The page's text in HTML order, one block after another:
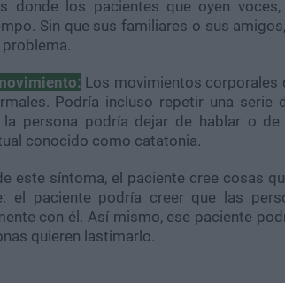
donde los pacientes que oyen
Sin que sus familiares o sus
Los movimientos corporales
Podría incluso repetir una serie
persona podría dejar de hablar o de
conocido como catatonia.
este síntoma, el paciente cree cosas
el paciente podría creer que las
con él. Así mismo, ese paciente
quieren lastimarlo.